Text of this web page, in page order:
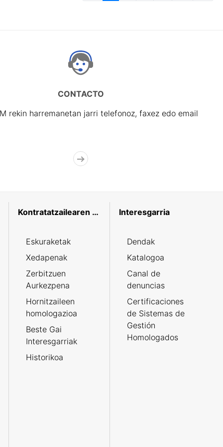
CONTACTO
rekin harremanetan jarri telefonoz, faxez edo email
Kontratatzailearen profila
Eskuraketak
Xedapenak
Zerbitzuen
Aurkezpena
Hornitzaileen
homologazioa
Beste Gai
Interesgarriak
Historikoa
Interesgarria
Dendak
Katalogoa
Canal de
denuncias
Certificaciones
de Sistemas de
Gestión
Homologados